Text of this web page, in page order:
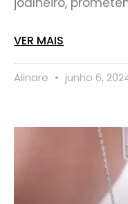
VER MAIS
Alinare junho 6,